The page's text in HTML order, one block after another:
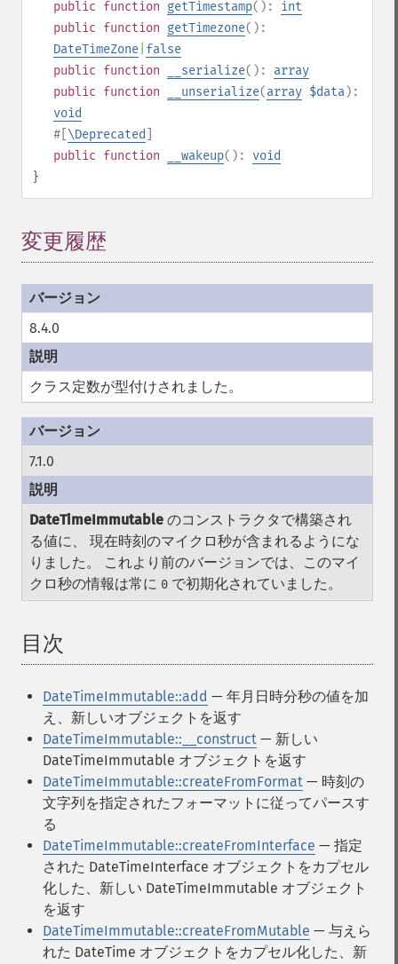
public function getTimestamp(): int
public function getTimezone():
DateTimeZone false
public function __serialize(): array
public function __unserialize(array $data):
void
#[ \Deprecated
public function __wakeup(): void
}
変更履歴
8.4.0
クラス定数が型付けされました。
7.1.0
DateTimeImmutable のコンストラクタで構築され
る値に、 現在時刻のマイクロ秒が含まれるようにな
りました。 これより前のバージョンでは、このマイ
クロ秒の情報は常に 0 で初期化されていました。
目次
DateTimeImmutable::add — 年月日時分秒の値を加
え、新しいオブジェクトを返す
DateTimeImmutable::__construct — 新しい
DateTimeImmutable オブジェクトを返す
DateTimeImmutable::createFromFormat — 時刻の
文字列を指定されたフォーマットに従ってパースす
る
DateTimeImmutable::createFromInterface — 指定
された DateTimeInterface オブジェクトをカプセル
化した、新しい DateTimeImmutable オブジェクト
を返す
DateTimeImmutable::createFromMutable — 与えら
れた DateTime オブジェクトをカプセル化した、新